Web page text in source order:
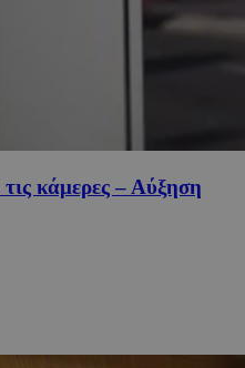
κάμερες – Αύξηση